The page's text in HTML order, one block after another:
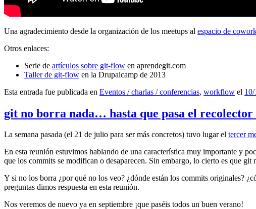
Una agradecimiento desde la organización de los meetups al espacio de
Otros enlaces:
Serie de artículos sobre git-flow en aprendegit.com
Taller de git-flow en la Drupalcamp de 2013
Esta entrada fue publicada en Eventos / charlas / conferencias, workflow el
git no borra nada… hasta que pasa el recolector
La semana pasada (el 21 de julio para ser más concretos) tuvo lugar el tercer
En esta reunión estuvimos hablando de una característica muy importante y
que los commits se modifican o desaparecen. Sin embargo, lo cierto es que
Y si no los borra ¿por qué no los veo? ¿dónde están los commits originales?
preguntas dimos respuesta en esta reunión.
Nos veremos de nuevo ya en septiembre ¡que paséis todos un buen verano!